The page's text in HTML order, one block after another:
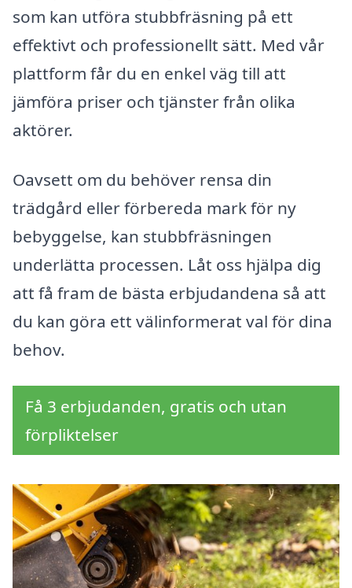
som kan utföra stubbfräsning på ett
effektivt och professionellt sätt. Med vår
plattform får du en enkel väg till att
jämföra priser och tjänster från olika
aktörer.
Oavsett om du behöver rensa din
trädgård eller förbereda mark för ny
bebyggelse, kan stubbfräsningen
underlätta processen. Låt oss hjälpa dig
att få fram de bästa erbjudandena så att
du kan göra ett välinformerat val för dina
behov.
Få 3 erbjudanden, gratis och utan
förpliktelser